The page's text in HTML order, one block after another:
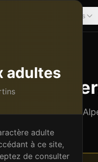
adultes
adulte
à ce site,
de consulter
Régions
Auvergne-Rhône-